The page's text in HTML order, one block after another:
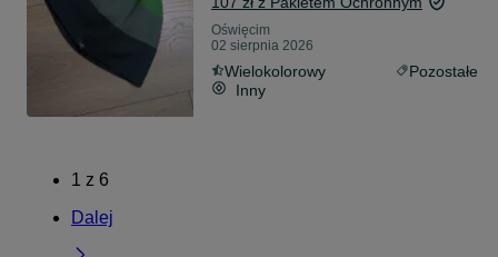
Oświęcim
02 sierpnia 2026
Wielokolorowy
Pozostałe
Inny
1 z 6
Dalej